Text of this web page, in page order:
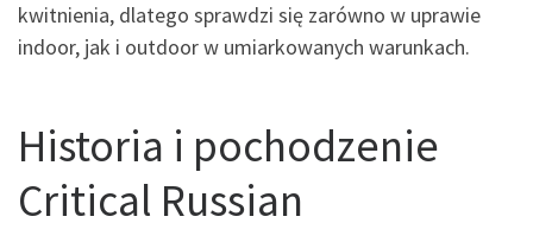
kwitnienia, dlatego sprawdzi się zarówno w uprawie
indoor, jak i outdoor w umiarkowanych warunkach.
Historia i pochodzenie
Critical Russian